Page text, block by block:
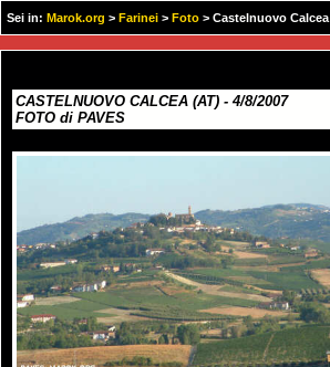
Sei in: Marok.org > Farinei > Foto > Castelnuovo Calcea
2007
CASTELNUOVO CALCEA (AT) - 4/8/2007
FOTO di PAVES